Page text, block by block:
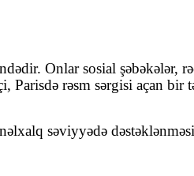
Onlar sosial
Parisdə rəsm sərgisi açan
səviyyədə